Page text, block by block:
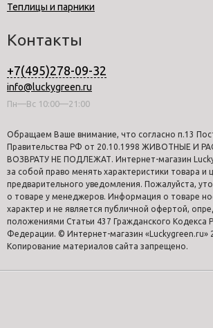
Теплицы и парники
Контакты
+7(495)278-09-32
info@luckygreen.ru
Пн—Вс 10:00—21:00
Обращаем Ваше внимание, что согласно п.13
Правительства РФ от 20.10.1998 ЖИВОТНЫЕ И
ВОЗВРАТУ НЕ ПОДЛЕЖАТ. Интернет-магазин
за собой право менять характеристики товара и
предварительного уведомления. Пожалуйста,
о товаре у менеджеров. Информация о товаре
характер и не является публичной офертой,
положениями Статьи 437 Гражданского Кодекса
Федерации. © Интернет-магазин «Luckygreen.ru»
Копирование материалов сайта запрещено.